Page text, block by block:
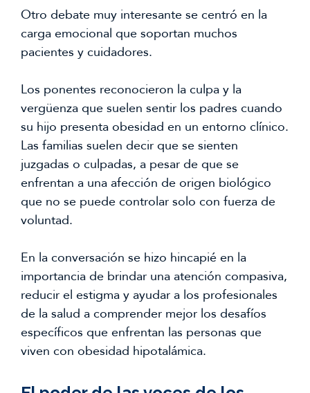
Otro debate muy interesante se centró en la
carga emocional que soportan muchos
pacientes y cuidadores.
Los ponentes reconocieron la culpa y la
vergüenza que suelen sentir los padres cuando
su hijo presenta obesidad en un entorno clínico.
Las familias suelen decir que se sienten
juzgadas o culpadas, a pesar de que se
enfrentan a una afección de origen biológico
que no se puede controlar solo con fuerza de
voluntad.
En la conversación se hizo hincapié en la
importancia de brindar una atención compasiva,
reducir el estigma y ayudar a los profesionales
de la salud a comprender mejor los desafíos
específicos que enfrentan las personas que
viven con obesidad hipotalámica.